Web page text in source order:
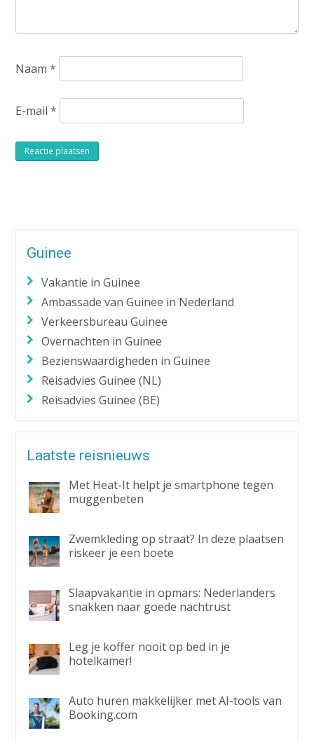
Naam*
E-mail*
Guinee
Vakantie in Guinee
Ambassade van Guinee in Nederland
Verkeersbureau Guinee
Overnachten in Guinee
Bezienswaardigheden in Guinee
Reisadvies Guinee (NL)
Reisadvies Guinee (BE)
Laatste reisnieuws
Met Heat-It helpt je smartphone tegen
muggenbeten
Zwemkleding op straat? In deze plaatsen
riskeer je een boete
Slaapvakantie in opmars: Nederlanders
snakken naar goede nachtrust
Leg je koffer nooit op bed in je
hotelkamer!
Auto huren makkelijker met AI-tools van
Booking.com